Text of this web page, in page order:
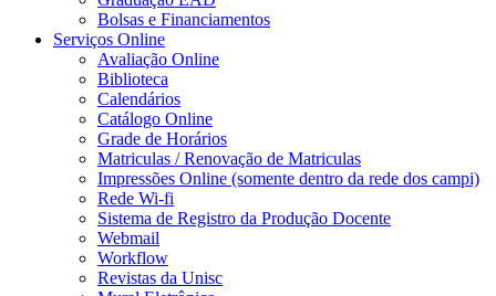
Bolsas e Financiamentos
Serviços Online
Avaliação Online
Biblioteca
Calendários
Catálogo Online
Grade de Horários
Matriculas / Renovação de Matriculas
Impressões Online (somente dentro da rede dos campi)
Rede Wi-fi
Sistema de Registro da Produção Docente
Webmail
Workflow
Revistas da Unisc